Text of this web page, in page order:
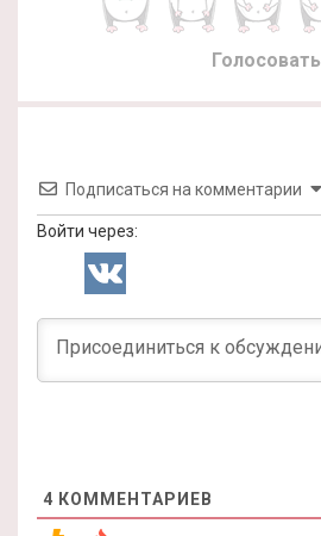
Голосовать
Подписаться на комментарии
Войти через:
4 КОММЕНТАРИЕВ